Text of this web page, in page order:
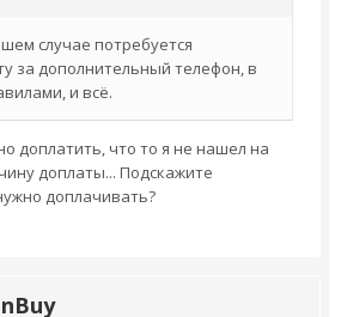
случае потребуется
за дополнительный телефон, в
и всё.
доплатить, что то я не нашел на
доплаты... Подскажите
доплачивать?